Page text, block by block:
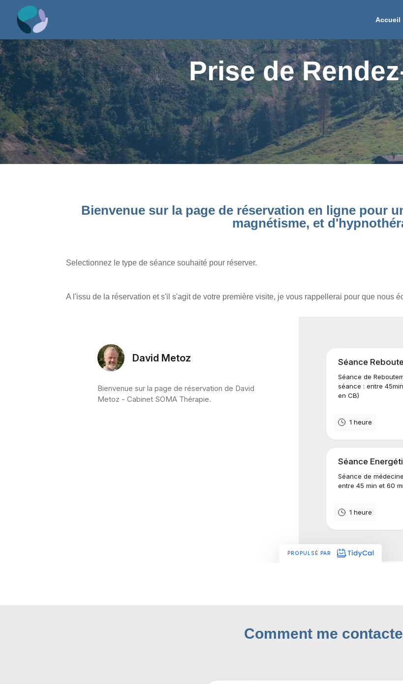
Accueil
Prise de
Bienvenue sur la page de réservation en ligne pour
magnétisme, et
Selectionnez le type de séance souhaité pour réserver.
A l'issu de la réservation et s'il s'agit de votre première visite, je vous rappellerai pour que nous
Comment me